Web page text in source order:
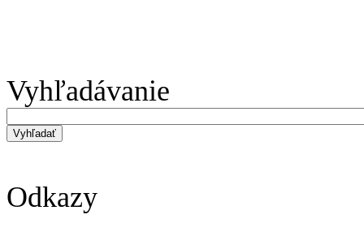
Vyhľadávanie
Odkazy